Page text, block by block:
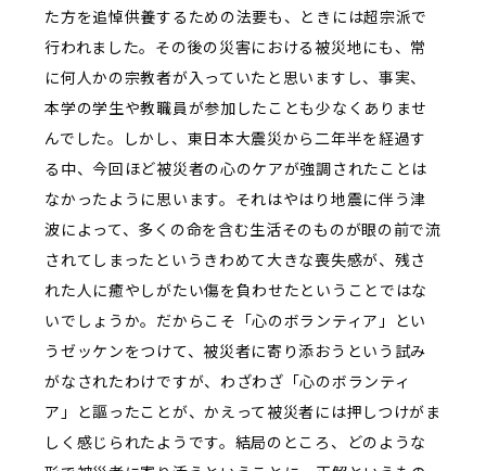
た方を追悼供養するための法要も、ときには超宗派で
行われました。その後の災害における被災地にも、常
に何人かの宗教者が入っていたと思いますし、事実、
本学の学生や教職員が参加したことも少なくありませ
んでした。しかし、東日本大震災から二年半を経過す
る中、今回ほど被災者の心のケアが強調されたことは
なかったように思います。それはやはり地震に伴う津
波によって、多くの命を含む生活そのものが眼の前で流
されてしまったというきわめて大きな喪失感が、残さ
れた人に癒やしがたい傷を負わせたということではな
いでしょうか。だからこそ「心のボランティア」とい
うゼッケンをつけて、被災者に寄り添おうという試み
がなされたわけですが、わざわざ「心のボランティ
ア」と謳ったことが、かえって被災者には押しつけがま
しく感じられたようです。結局のところ、どのような